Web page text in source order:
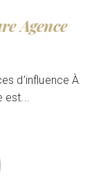
Agence
d’influence À